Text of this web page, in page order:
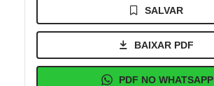
SALVAR
BAIXAR PDF
PDF NO WHATSAPP